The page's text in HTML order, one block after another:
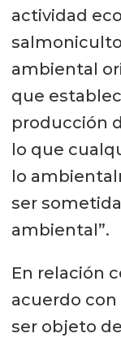
actividad
ambiental
que
producción
lo que
lo
ser
ambiental”.
En relación
acuerdo con
ser objeto